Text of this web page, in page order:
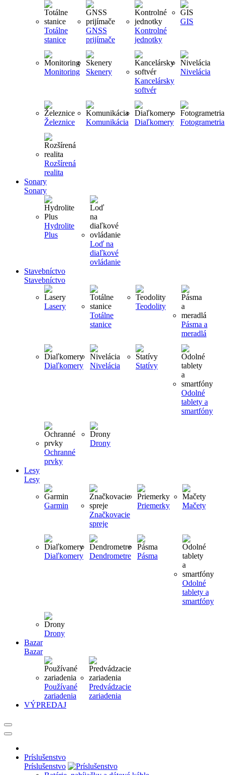
Totálne
stanice
GNSS
prijímače
Kontrolné
jednotky
GIS
Monitoring
Skenery
Kancelársky
softvér
Nivelácia
Železnice Komunikácia Diaľkomery Fotogrametria
Rozšírená
realita
Sonary
Sonary
Hydrolite
Plus
Loď na
diaľkové
ovládanie
Stavebníctvo
Stavebníctvo
Lasery
Totálne
stanice
Teodolity
Pásma a
meradlá
Diaľkomery Nivelácia Statívy
Odolné
tablety a
smartfóny
Ochranné
prvky
Drony
Lesy
Lesy
Garmin
Značkovacie
spreje
Priemerky Mačety
Diaľkomery Dendrometre Pásma
Odolné
tablety a
smartfóny
Drony
Bazar
Bazar
Používané
zariadenia
Predvádzacie
zariadenia
VÝPREDAJ
Príslušenstvo
Príslušenstvo